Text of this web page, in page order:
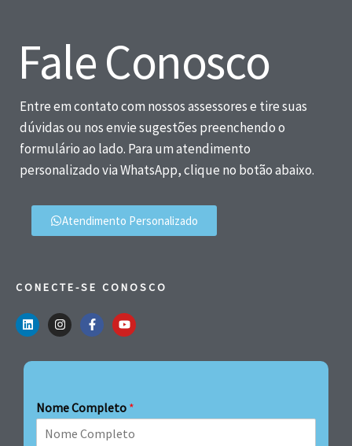
Fale Conosco
Entre em contato com nossos assessores e tire suas
dúvidas ou nos envie sugestões preenchendo o
formulário ao lado. Para um atendimento
personalizado via WhatsApp, clique no botão abaixo.
Atendimento Personalizado
CONECTE-SE CONOSCO
Nome Completo *